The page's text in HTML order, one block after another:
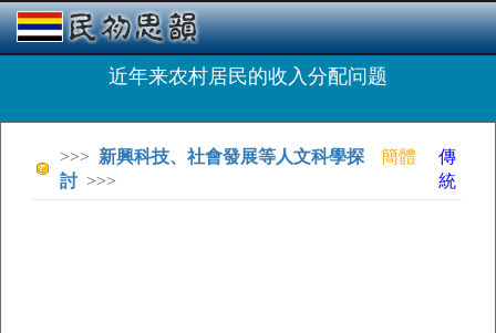
近年来农村居民的收入分配问题
>>> 新興科技、社會發展等人文科學探
討>>>
簡體
傳
統